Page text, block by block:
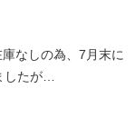
なしの為、7月末に
たが…